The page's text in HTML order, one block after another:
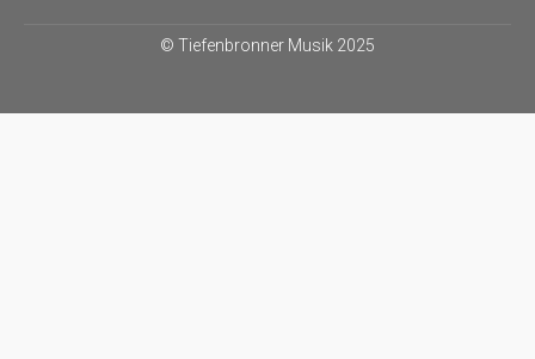
© Tiefenbronner Musik 2025